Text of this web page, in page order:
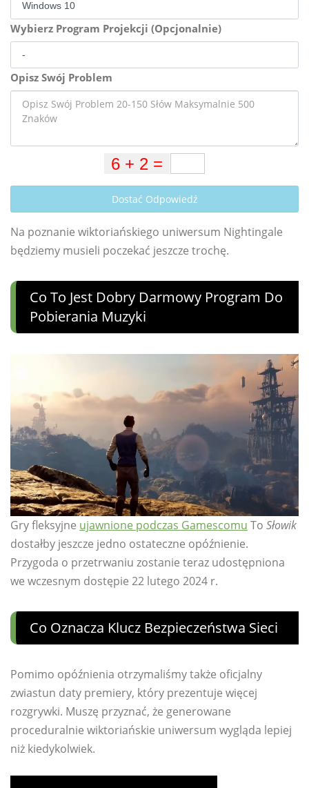
Wybierz Program Projekcji (Opcjonalnie)
Opisz Swój Problem
Dostać Odpowiedź
Na poznanie wiktoriańskiego uniwersum Nightingale
będziemy musieli poczekać jeszcze trochę.
Co To Jest Dobry Darmowy Program Do
Pobierania Muzyki
Gry fleksyjne ujawnione podczas Gamescomu To Słowik
dostałby jeszcze jedno ostateczne opóźnienie.
Przygoda o przetrwaniu zostanie teraz udostępniona
we wczesnym dostępie 22 lutego 2024 r.
Co Oznacza Klucz Bezpieczeństwa Sieci
Pomimo opóźnienia otrzymaliśmy także oficjalny
zwiastun daty premiery, który prezentuje więcej
rozgrywki. Muszę przyznać, że generowane
proceduralnie wiktoriańskie uniwersum wygląda lepiej
niż kiedykolwiek.